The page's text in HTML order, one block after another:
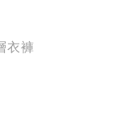
衣褲